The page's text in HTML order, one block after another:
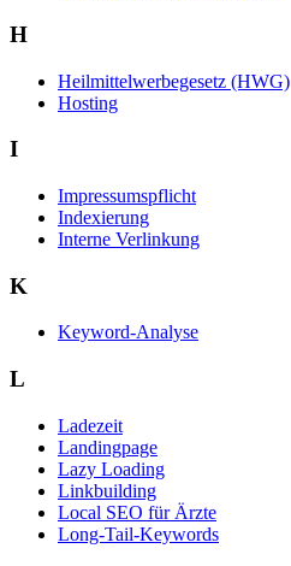
H
Heilmittelwerbegesetz (HWG)
Hosting
I
Impressumspflicht
Indexierung
Interne Verlinkung
K
Keyword-Analyse
L
Ladezeit
Landingpage
Lazy Loading
Linkbuilding
Local SEO für Ärzte
Long-Tail-Keywords